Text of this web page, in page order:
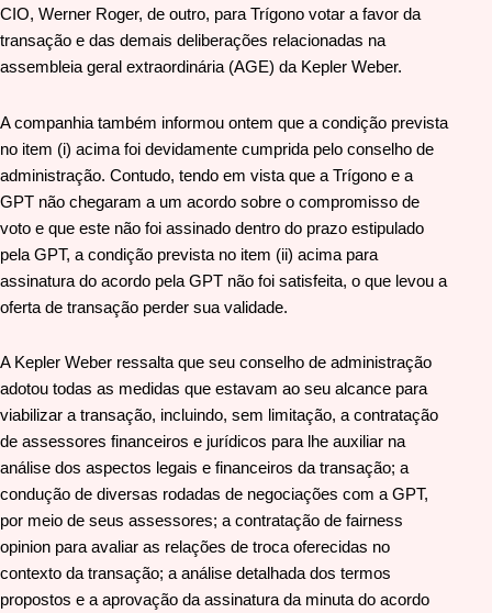
CIO, Werner Roger, de outro, para Trígono votar a favor da
transação e das demais deliberações relacionadas na
assembleia geral extraordinária (AGE) da Kepler Weber.
A companhia também informou ontem que a condição prevista
no item (i) acima foi devidamente cumprida pelo conselho de
administração. Contudo, tendo em vista que a Trígono e a
GPT não chegaram a um acordo sobre o compromisso de
voto e que este não foi assinado dentro do prazo estipulado
pela GPT, a condição prevista no item (ii) acima para
assinatura do acordo pela GPT não foi satisfeita, o que levou a
oferta de transação perder sua validade.
A Kepler Weber ressalta que seu conselho de administração
adotou todas as medidas que estavam ao seu alcance para
viabilizar a transação, incluindo, sem limitação, a contratação
de assessores financeiros e jurídicos para lhe auxiliar na
análise dos aspectos legais e financeiros da transação; a
condução de diversas rodadas de negociações com a GPT,
por meio de seus assessores; a contratação de fairness
opinion para avaliar as relações de troca oferecidas no
contexto da transação; a análise detalhada dos termos
propostos e a aprovação da assinatura da minuta do acordo